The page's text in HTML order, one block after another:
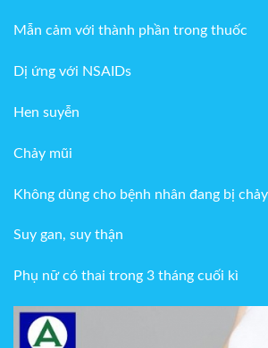
Mẫn cảm với thành phần trong thuốc
Dị ứng với NSAIDs
Hen suyễn
Chảy mũi
Không dùng cho bệnh nhân đang bị
Suy gan, suy thận
Phụ nữ có thai trong 3 tháng cuối kì